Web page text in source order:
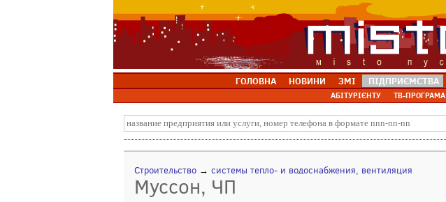
ГОЛОВНА НОВИНИ ЗМІ ПІДПРИЄМСТВА
АБІТУРІЄНТУ ТВ-ПРОГРАМА
Строительство → системы тепло- и водоснабжения, вентиляция
Муссон, ЧП